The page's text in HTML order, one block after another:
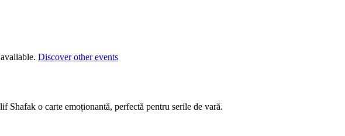
Discover other events
Shafak o carte emoționantă, perfectă pentru serile de vară.